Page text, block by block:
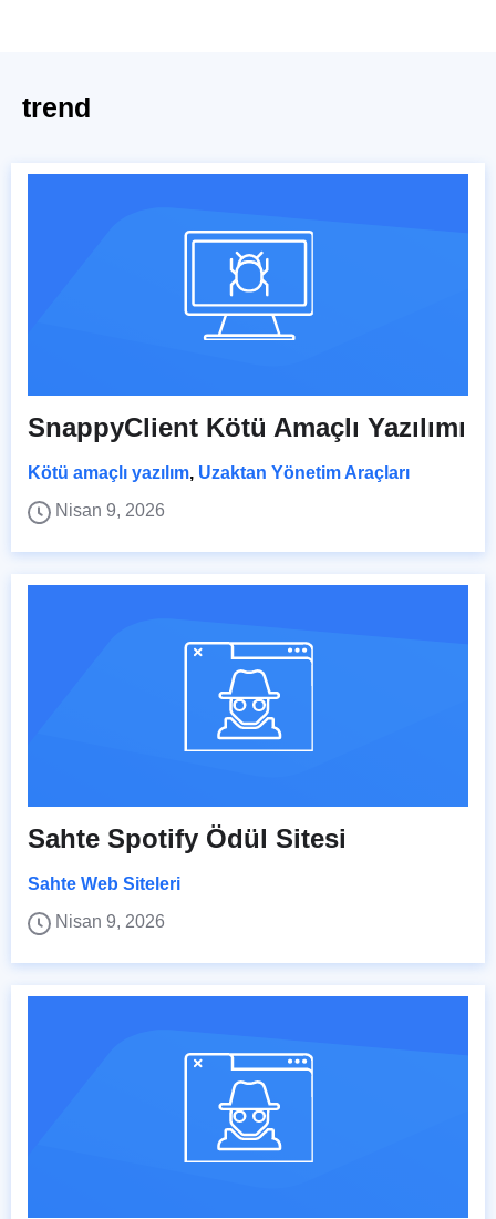
trend
SnappyClient Kötü Amaçlı Yazılımı
Kötü amaçlı yazılım, Uzaktan Yönetim Araçları
Nisan 9, 2026
Sahte Spotify Ödül Sitesi
Sahte Web Siteleri
Nisan 9, 2026